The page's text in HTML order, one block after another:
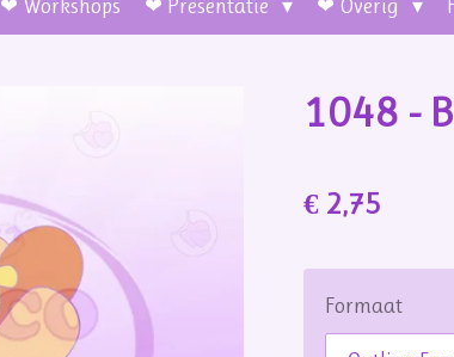
❤ Workshops ❤ Presentatie ❤ Overig
1048 -
€ 2,75
Formaat